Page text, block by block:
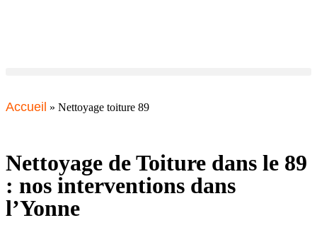
Accueil » Nettoyage toiture 89
Nettoyage de Toiture dans le 89
: nos interventions dans
l’Yonne